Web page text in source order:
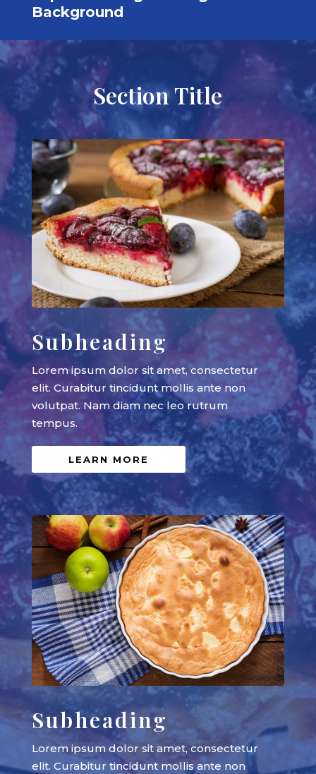
Background
Section Title
Subheading
Lorem ipsum dolor sit amet, consectetur
elit. Curabitur tincidunt mollis ante non
volutpat. Nam diam nec leo rutrum
tempus.
LEARN MORE
Subheading
Lorem ipsum dolor sit amet, consectetur
elit. Curabitur tincidunt mollis ante non